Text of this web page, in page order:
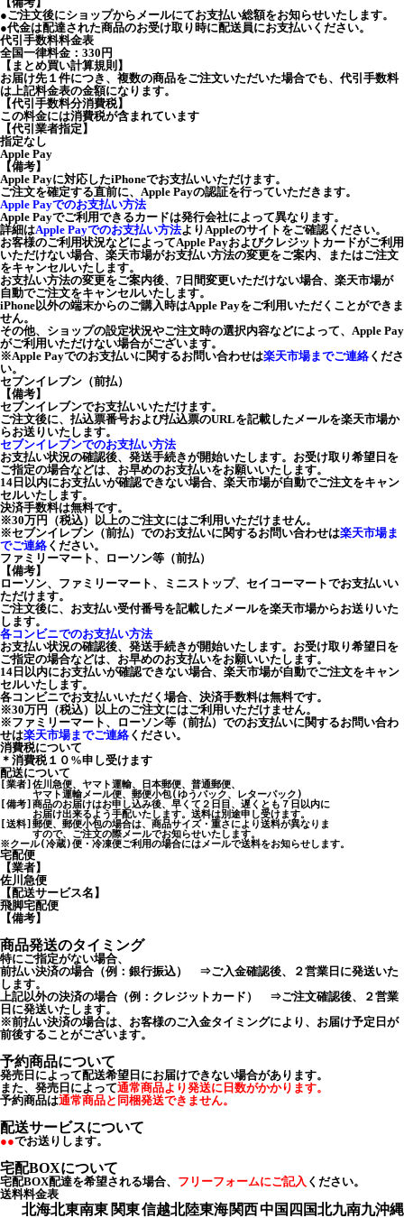
●ご注文後にショップからメールにてお支払い総額をお知らせいたします。
●代金は配達された商品のお受け取り時に配送員にお支払いください。
代引手数料料金表
全国一律料金：330円
【まとめ買い計算規則】
お届け先１件につき、複数の商品をご注文いただいた場合でも、代引手数料
は上記料金表の金額になります。
【代引手数料分消費税】
この料金には消費税が含まれています
【代引業者指定】
指定なし
Apple Pay
【備考】
Apple Payに対応したiPhoneでお支払いいただけます。
ご注文を確定する直前に、Apple Payの認証を行っていただきます。
Apple Payでのお支払い方法
Apple Payでご利用できるカードは発行会社によって異なります。
詳細はApple Payでのお支払い方法よりAppleのサイトをご確認ください。
お客様のご利用状況などによってApple Payおよびクレジットカードがご利用
いただけない場合、楽天市場がお支払い方法の変更をご案内、またはご注文
をキャンセルいたします。
お支払い方法の変更をご案内後、7日間変更いただけない場合、楽天市場が
自動でご注文をキャンセルいたします。
iPhone以外の端末からのご購入時はApple Payをご利用いただくことができま
せん。
その他、ショップの設定状況やご注文時の選択内容などによって、Apple Pay
がご利用いただけない場合がございます。
※Apple Payでのお支払いに関するお問い合わせは楽天市場までご連絡くださ
い。
セブンイレブン（前払）
【備考】
セブンイレブンでお支払いいただけます。
ご注文後に、払込票番号および払込票のURLを記載したメールを楽天市場か
らお送りいたします。
セブンイレブンでのお支払い方法
お支払い状況の確認後、発送手続きが開始いたします。お受け取り希望日を
ご指定の場合などは、お早めのお支払いをお願いいたします。
14日以内にお支払いが確認できない場合、楽天市場が自動でご注文をキャン
セルいたします。
決済手数料は無料です。
※30万円（税込）以上のご注文にはご利用いただけません。
※セブンイレブン（前払）でのお支払いに関するお問い合わせは楽天市場ま
でご連絡ください。
ファミリーマート、ローソン等（前払）
【備考】
ローソン、ファミリーマート、ミニストップ、セイコーマートでお支払いい
ただけます。
ご注文後に、お支払い受付番号を記載したメールを楽天市場からお送りいた
します。
各コンビニでのお支払い方法
お支払い状況の確認後、発送手続きが開始いたします。お受け取り希望日を
ご指定の場合などは、お早めのお支払いをお願いいたします。
14日以内にお支払いが確認できない場合、楽天市場が自動でご注文をキャン
セルいたします。
各コンビニでお支払いいただく場合、決済手数料は無料です。
※30万円（税込）以上のご注文にはご利用いただけません。
※ファミリーマート、ローソン等（前払）でのお支払いに関するお問い合わ
せは楽天市場までご連絡ください。
消費税について
＊消費税１０%申し受けます
配送について
[業者]佐川急便、ヤマト運輸、日本郵便、普通郵便、
ヤマト運輸メール便、郵便小包(ゆうパック、レターパック)
[備考]商品のお届けはお申し込み後、早くて２日目、遅くとも７日以内に
お届け出来るよう手配いたします。送料は別途申し受けます。
[送料]郵便、郵便小包の場合は、商品サイズ・重さにより送料が異なりま
すので、ご注文の際メールでお知らせいたします。
宅配便
【業者】
佐川急便
【配送サービス名】
飛脚宅配便
【備考】
商品発送のタイミング
特にご指定がない場合、
前払い決済の場合（例：銀行振込） ⇒ご入金確認後、２営業日に発送いた
します。
上記以外の決済の場合（例：クレジットカード） ⇒ご注文確認後、２営業
日に発送いたします。
※前払い決済の場合は、お客様のご入金タイミングにより、お届け予定日が
前後することがございます。
予約商品について
発売日によって配送希望日にお届けできない場合があります。
また、発売日によって通常商品より発送に日数がかかります。
予約商品は通常商品と同梱発送できません。
配送サービスについて
●●でお送りします。
宅配BOXについて
宅配BOX配達を希望される場合、 フリーフォームにご記入 ください。
送料料金表
北海北東南東 関東信越北陸東海関西中国 四国北九南九沖縄